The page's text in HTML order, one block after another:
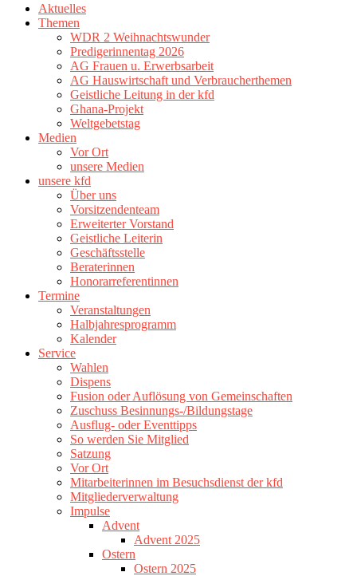
Aktuelles
Themen
WDR 2 Weihnachtswunder
Predigerinnentag 2026
AG Frauen u. Erwerbsarbeit
AG Hauswirtschaft und Verbraucherthemen
Geistliche Leitung in der kfd
Ghana-Projekt
Weltgebetstag
Medien
Vor Ort
unsere Medien
unsere kfd
Über uns
Vorsitzendenteam
Erweiterter Vorstand
Geistliche Leiterin
Geschäftsstelle
Beraterinnen
Honorarreferentinnen
Termine
Veranstaltungen
Halbjahresprogramm
Kalender
Service
Wahlen
Dispens
Fusion oder Auflösung von Gemeinschaften
Zuschuss Besinnungs-/Bildungstage
Ausflug- oder Eventtipps
So werden Sie Mitglied
Satzung
Vor Ort
Mitarbeiterinnen im Besuchsdienst der kfd
Mitgliederverwaltung
Impulse
Advent
Advent 2025
Ostern
Ostern 2025